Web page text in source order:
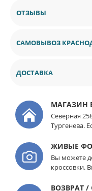
ОТЗЫВЫ
САМОВЫВОЗ
ДОСТАВКА
МАГАЗИН
Северная
Тургенева.
ЖИВЫЕ
Вы можете
кроссовки.
ВОЗВРАТ